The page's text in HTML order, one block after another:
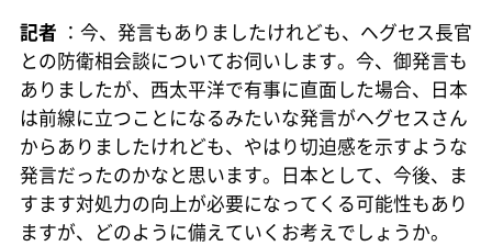
記者 ：今、発言もありましたけれども、ヘグセス長官
との防衛相会談についてお伺いします。今、御発言も
ありましたが、西太平洋で有事に直面した場合、日本
は前線に立つことになるみたいな発言がヘグセスさん
からありましたけれども、やはり切迫感を示すような
発言だったのかなと思います。日本として、今後、ま
すます対処力の向上が必要になってくる可能性もあり
ますが、どのように備えていくお考えでしょうか。